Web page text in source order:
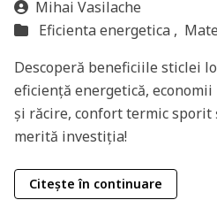
Mihai Vasilache
Eficienta energetica ,
Descoperă beneficiile sticlei
eficiență energetică,
și răcire, confort termic sporit
merită investiția!
Citește în continuare